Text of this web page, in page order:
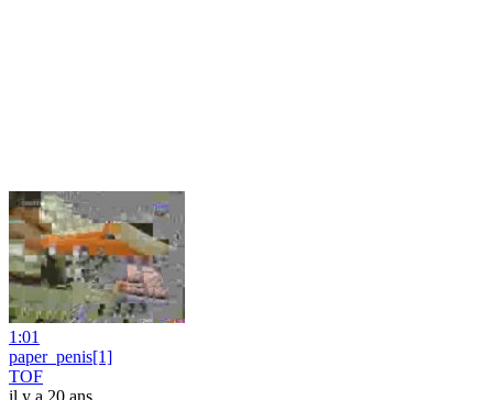
1:01
paper_penis[1]
TOF